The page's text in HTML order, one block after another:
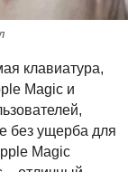
клавиатура,
Magic и
без ущерба для
Magic